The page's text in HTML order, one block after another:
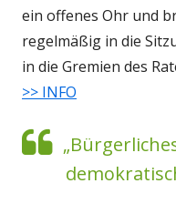
ein offenes Ohr und
regelmäßig in die
in die Gremien des
>> INFO